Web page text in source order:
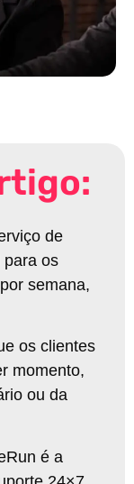
de
para os
semana,
os clientes
momento,
ou da
é a